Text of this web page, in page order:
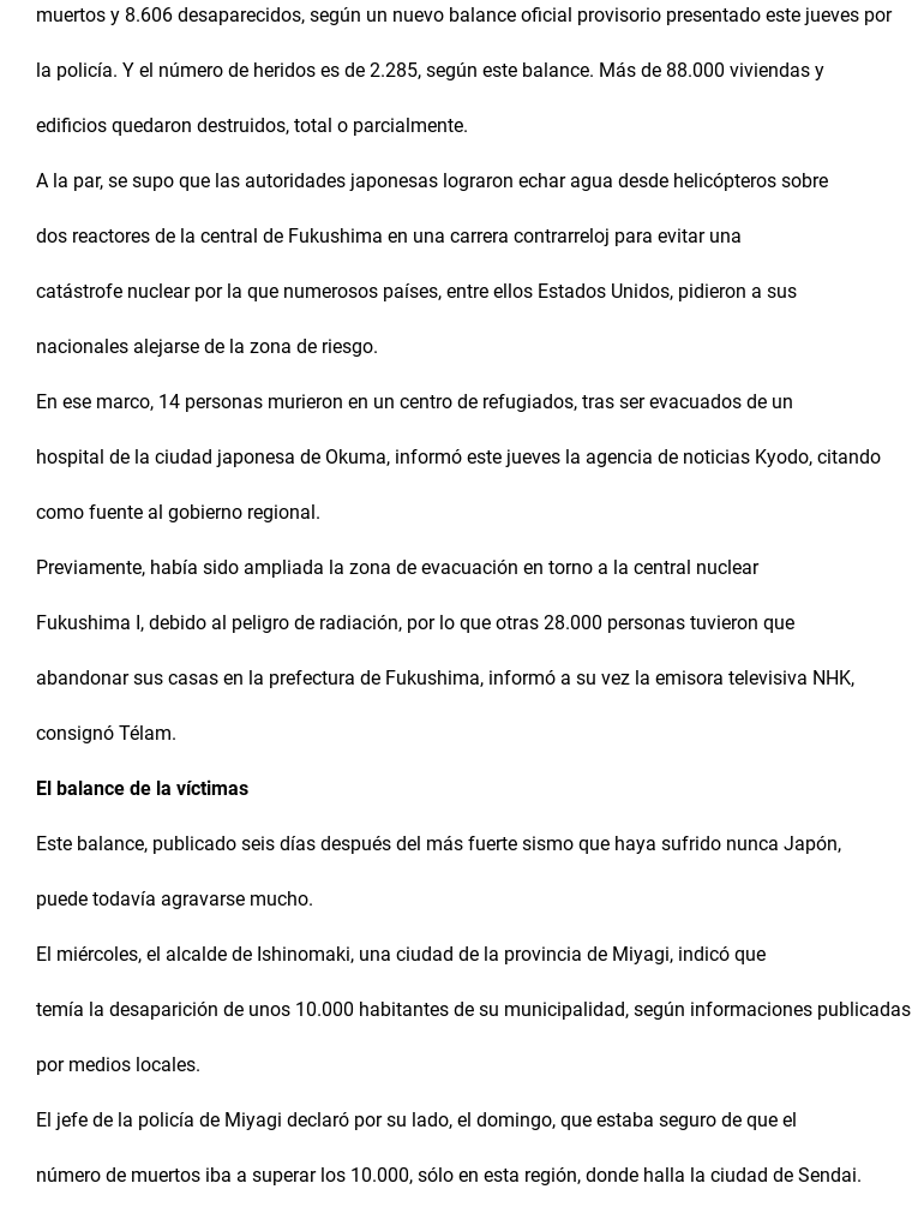
muertos y 8.606 desaparecidos, según un nuevo balance oficial provisorio presentado este jueves por
la policía. Y el número de heridos es de 2.285, según este balance. Más de 88.000 viviendas y
edificios quedaron destruidos, total o parcialmente.
A la par, se supo que las autoridades japonesas lograron echar agua desde helicópteros sobre
dos reactores de la central de Fukushima en una carrera contrarreloj para evitar una
catástrofe nuclear por la que numerosos países, entre ellos Estados Unidos, pidieron a sus
nacionales alejarse de la zona de riesgo.
En ese marco, 14 personas murieron en un centro de refugiados, tras ser evacuados de un
hospital de la ciudad japonesa de Okuma, informó este jueves la agencia de noticias Kyodo, citando
como fuente al gobierno regional.
Previamente, había sido ampliada la zona de evacuación en torno a la central nuclear
Fukushima I, debido al peligro de radiación, por lo que otras 28.000 personas tuvieron que
abandonar sus casas en la prefectura de Fukushima, informó a su vez la emisora televisiva NHK,
consignó Télam.
El balance de la víctimas
Este balance, publicado seis días después del más fuerte sismo que haya sufrido nunca Japón,
puede todavía agravarse mucho.
El miércoles, el alcalde de Ishinomaki, una ciudad de la provincia de Miyagi, indicó que
temía la desaparición de unos 10.000 habitantes de su municipalidad, según informaciones publicadas
por medios locales.
El jefe de la policía de Miyagi declaró por su lado, el domingo, que estaba seguro de que el
número de muertos iba a superar los 10.000, sólo en esta región, donde halla la ciudad de Sendai.